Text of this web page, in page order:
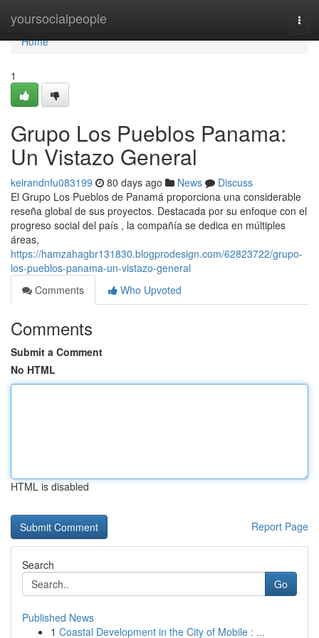
yoursocialpeople
Home
Home
1
Grupo Los Pueblos Panama:
Un Vistazo General
keirandnfu083199 80 days ago News
Discuss
El Grupo Los Pueblos de Panamá proporciona una considerable
reseña global de sus proyectos. Destacada por su enfoque con el
progreso social del país , la compañía se dedica en múltiples
áreas,
https://hamzahagbr131830.blogprodesign.com/62823722/grupo-
los-pueblos-panama-un-vistazo-general
Comments
Who Upvoted
Comments
Submit a Comment
No HTML
HTML is disabled
Report Page
Search
Go
Published News
1 Coastal Development in the City of Mobile : ...